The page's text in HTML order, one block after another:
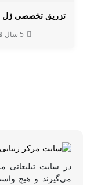
تزریق تخصصی ژل
5 سال قبل
در سایت تبلیغاتی
می‌گیرند و هیچ